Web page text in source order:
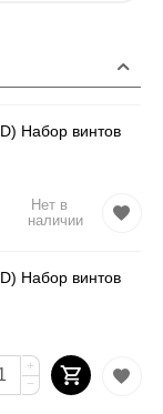
Набор винтов
Нет в
наличии
Набор винтов
+
−